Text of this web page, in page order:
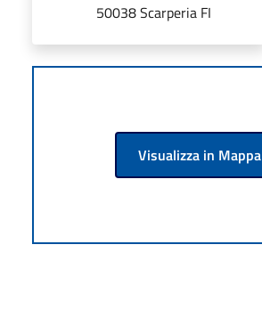
50038 Scarperia FI
Visualizza in Mappa